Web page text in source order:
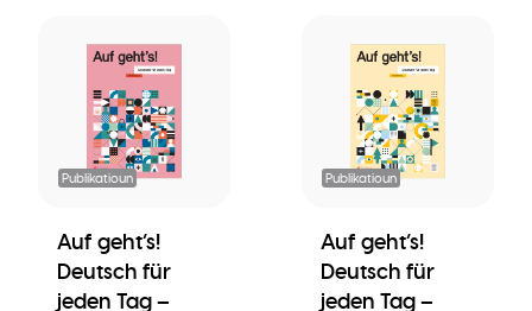
Publikatioun
Auf geht’s!
Deutsch für
jeden Tag –
Publikatioun
Auf geht’s!
Deutsch für
jeden Tag –